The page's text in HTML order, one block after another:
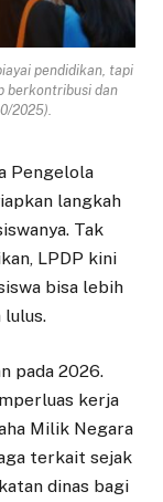
pendidikan, tapi
berkontribusi dan
2025).
Pengelola
langkah
Tak
LPDP kini
bisa lebih
pada 2026.
kerja
Milik Negara
terkait sejak
dinas bagi